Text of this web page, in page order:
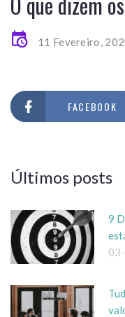
11 Fevereiro,
FACEBOOK
Últimos posts
9